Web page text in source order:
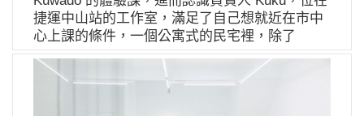
Instgram 珂芬堤 LA CORVETTE｜法國馬賽百
年製皂工藝 成立於 1894 年，是馬賽港北部第一
間製皂廠，也是法國目前最古老的馬賽皂廠之
一。至今傳承至第四代的珂芬堤，秉持悠久的傳
統古法製皂，並衍伸出貼近現代人生活需求的各
了彼此都想嘗試的口味，看來我們都是同一種
人，總是有把握再出發，即便有過初階的學程，
也不是貿然就開始設計服裝，⼀切的起點，都在
「步野」經營⼀段時間後，認識了協助裁縫與打
板的林小姐。如同每個故事打破靜謐的轉折點，
這就是 CU 進入服裝世界的契機，也才翻開心中
捷運中山站的工作室，滿足了自己想就近在市中
心上課的條件，一個公寓式的民宅裡，除了
Kuwado 的陶藝，同時還有古物、刺青、繪畫等
品牌共同蹲踞於此；「Ku」也是閩南語蹲踞的意
思，「wado」則是蛙蚪的同音，為什麼作品中主